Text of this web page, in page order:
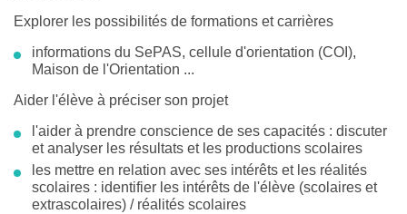
Explorer les possibilités de formations et carrières
informations du SePAS, cellule d'orientation (COI),
Maison de l'Orientation ...
Aider l'élève à préciser son projet
l'aider à prendre conscience de ses capacités : discuter
et analyser les résultats et les productions scolaires
les mettre en relation avec ses intérêts et les réalités
scolaires : identifier les intérêts de l'élève (scolaires et
extrascolaires) / réalités scolaires